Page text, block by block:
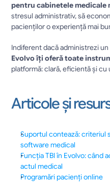
pentru cabinetele medicale
stresul administrativ, să
pacienților o experiență mai
Evolvo îți oferă toate
platformă: clară, eficientă și cu
Articole și
Suportul contează: criteriul
software medical
Funcția TBI în Evolvo: când
actul medical
Programări pacienți online